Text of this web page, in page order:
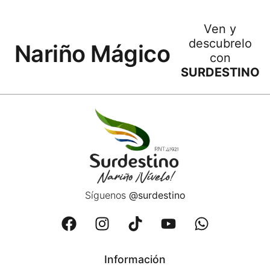
Nariño Mágico
Ven y
descubrelo
con
SURDESTINO
Síguenos @surdestino
Información